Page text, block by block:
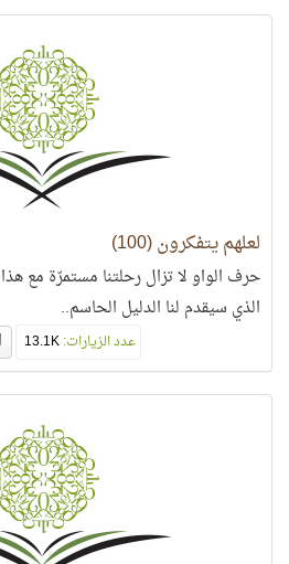
لعلهم يتفكرون (100)
حرف الواو لا تزال رحلتنا مستمرّة مع
الذي سيقدم لنا الدليل الحاسم..
عدد الزيارات:13.1K